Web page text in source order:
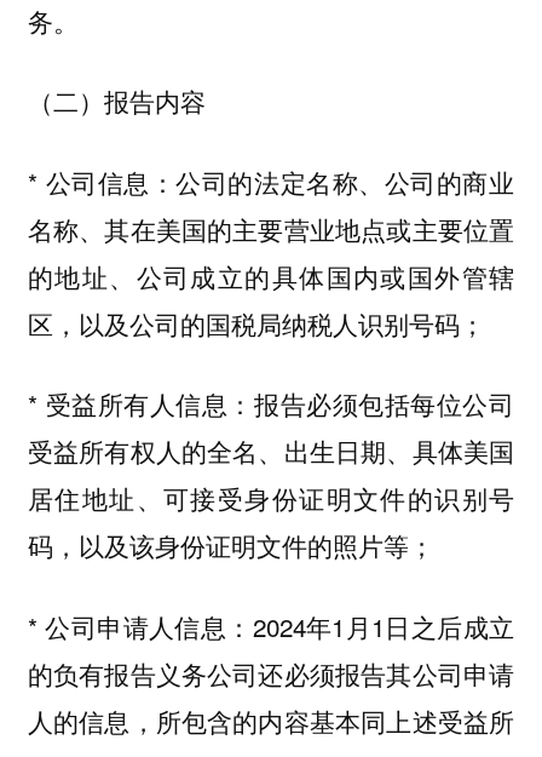
务。
（二）报告内容
* 公司信息：公司的法定名称、公司的商业
名称、其在美国的主要营业地点或主要位置
的地址、公司成立的具体国内或国外管辖
区，以及公司的国税局纳税人识别号码；
* 受益所有人信息：报告必须包括每位公司
受益所有权人的全名、出生日期、具体美国
居住地址、可接受身份证明文件的识别号
码，以及该身份证明文件的照片等；
* 公司申请人信息：2024年1月1日之后成立
的负有报告义务公司还必须报告其公司申请
人的信息，所包含的内容基本同上述受益所